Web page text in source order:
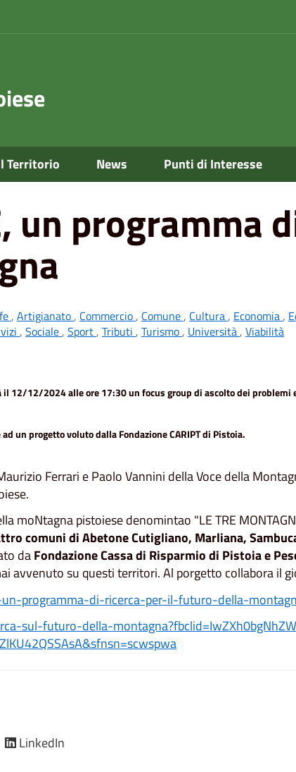
Territorio News Punti di Interesse
di ricerca per il futuro della montagna
un programma
, Artigianato, Commercio, Comune, Cultura, Economia,
, Sociale, Sport, Tributi , Turismo, Università, Viabilità
12/12/2024 alle ore 17:30 un focus group di ascolto dei problemi
un progetto voluto dalla Fondazione CARIPT di Pistoia.
Ferrari e Paolo Vannini della Voce della
moNtagna pistoiese denomintao "LE TRE
comuni di Abetone Cutigliano, Marliana,
daFondazione Cassa di Risparmio di Pistoia e
avvenuto su questi territori. Al porgetto collabora il
programma-di-ricerca-per-il-futuro-della-
futuro-della-
LinkedIn